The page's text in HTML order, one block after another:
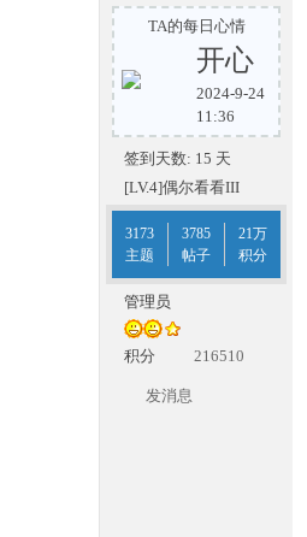
九
TA的每日心情
开心
2024-9-24
11:36
签到天数: 15 天
[LV.4]偶尔看看III
3173
主题
3785
帖子
21万
积分
管理员
积分 216510
发消息